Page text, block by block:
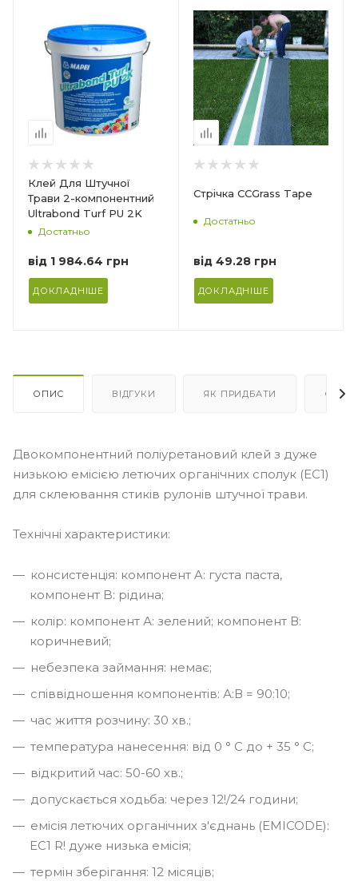
Клей Для Штучної
Трави 2-компонентний
Ultrabond Turf PU 2K
Достатньо
від 1 984.64 грн
ДОКЛАДНІШЕ
Китай
Товщина
0,1 мм
Ширина
300 мм
Довжина рулона
Стрічка CCGrass Tape
Достатньо
від 49.28 грн
ДОКЛАДНІШЕ
ОПИС ВІДГУКИ ЯК ПРИДБАТИ
Двокомпонентний поліуретановий клей з дуже
низькою емісією летючих органічних сполук (ЕС1)
для склеювання стиків рулонів штучної трави.
Технічні характеристики:
консистенція: компонент A: густа паста,
компонент B: рідина;
колір: компонент А: зелений; компонент В:
коричневий;
небезпека займання: немає;
співвідношення компонентів: А:В = 90:10;
час життя розчину: 30 хв.;
температура нанесення: від 0 ° C до + 35 ° C;
відкритий час: 50-60 хв.;
допускається ходьба: через 12!/24 години;
емісія летючих органічних з'єднань (EMICODE):
EC1 R! дуже низька емісія;
термін зберігання: 12 місяців;